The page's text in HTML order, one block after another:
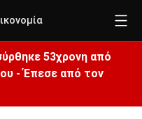
53χρονη από
- Έπεσε από τον